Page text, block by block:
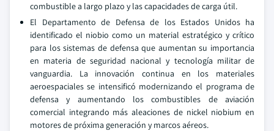
combustible a largo plazo y las capacidades de carga útil.
El Departamento de Defensa de los Estados Unidos ha
identificado el niobio como un material estratégico y crítico
para los sistemas de defensa que aumentan su importancia
en materia de seguridad nacional y tecnología militar de
vanguardia. La innovación continua en los materiales
aeroespaciales se intensificó modernizando el programa de
defensa y aumentando los combustibles de aviación
comercial integrando más aleaciones de nickel niobium en
motores de próxima generación y marcos aéreos.